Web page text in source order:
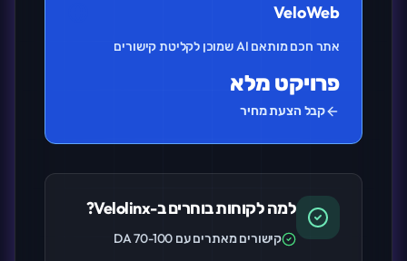
VeloWeb
אתר חכם מותאם AI שמוכן לקליטת קישורים
פרויקט מלא
קבל הצעת מחיר
למה לקוחות בוחרים ב-Velolinx?
קישורים מאתרים עם DA 70-100